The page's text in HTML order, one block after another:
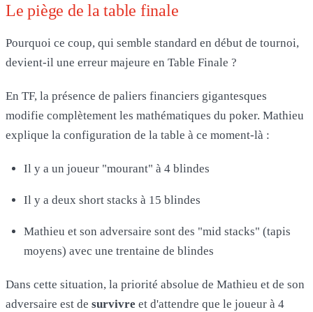
Le piège de la table finale
Pourquoi ce coup, qui semble standard en début de tournoi,
devient-il une erreur majeure en Table Finale ?
En TF, la présence de paliers financiers gigantesques
modifie complètement les mathématiques du poker. Mathieu
explique la configuration de la table à ce moment-là :
Il y a un joueur "mourant" à 4 blindes
Il y a deux short stacks à 15 blindes
Mathieu et son adversaire sont des "mid stacks" (tapis
moyens) avec une trentaine de blindes
Dans cette situation, la priorité absolue de Mathieu et de son
adversaire est de survivre et d'attendre que le joueur à 4